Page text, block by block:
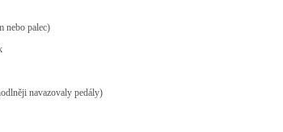
nebo palec)
navazovaly pedály)